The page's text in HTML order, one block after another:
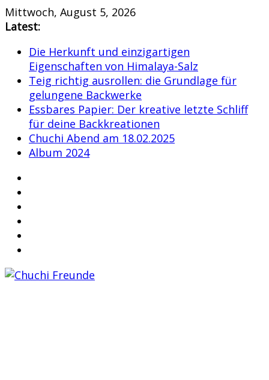
Skip
to
Mittwoch, August 5, 2026
Latest:
Die Herkunft und einzigartigen
Eigenschaften von Himalaya-Salz
Teig richtig ausrollen: die Grundlage für
gelungene Backwerke
Essbares Papier: Der kreative letzte Schliff
für deine Backkreationen
Chuchi Abend am 18.02.2025
Album 2024